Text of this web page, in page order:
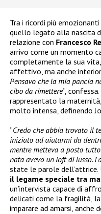
Tra i ricordi più
quello legato alla nascita
relazione con Francesco
arrivo come un momento
completamente la sua
affettivo, ma anche
Pensavo che la mia pancia
cibo da rimettere“,
rappresentato la
molto intensa, definendo
“Credo che abbia trovato il
iniziato ad aiutarmi da
mentre metteva a posto
nata avevo un loft di lusso.
state le parole
il legame speciale tra
un’intervista capace di
delicati come la fragilità,
imparare ad amarsi, anche